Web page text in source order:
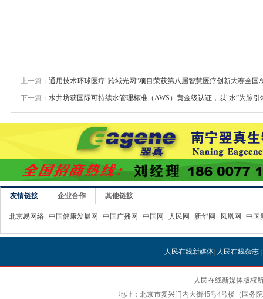
上一篇： 通用技术环球医疗"跨域光网”项目荣获第八届智慧医疗创新大赛全国
下一篇： 水井坊获国际可持续水管理标准（AWS）黄金级认证，以"水”为脉
友情链接 企业合作 其他链接
北京易网络 中国健康发展网 中国广播网 中国网 人民网 新华网 凤凰网 中国
人民在线新媒体| 人民在线杂志|
人民在线新媒体版权
地址：北京市复兴门内大街45号4号楼（国务